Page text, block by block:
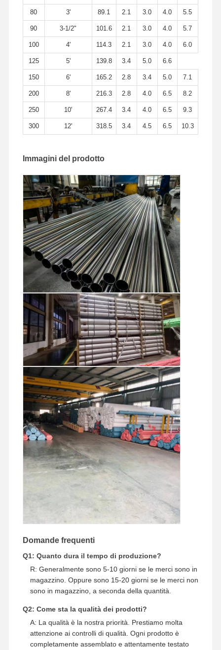
80 3' 89.1 2.1 3.0 4.0 5.5
90 3-1/2" 101.6 2.1 3.0 4.0 5.7
100 4' 114.3 2.1 3.0 4.0 6.0
125 5' 139.8 3.4 5.0 6.6
150 6' 165.2 2.8 3.4 5.0 7.1
200 8' 216.3 2.8 4.0 6.5 8.2
250 10' 267.4 3.4 4.0 6.5 9.3
300 12' 318.5 3.4 4.5 6.5 10.3
Immagini del prodotto
Domande frequenti
Q1: Quanto dura il tempo di produzione?
R: Generalmente sono 5-10 giorni se le merci sono in
magazzino. Oppure sono 15-20 giorni se le merci non
sono in magazzino, a seconda della quantità.
Q2: Come sta la qualità dei prodotti?
A: La qualità è la nostra priorità. Prestiamo molta
attenzione ai controlli di qualità. Ogni prodotto è
completamente assemblato e attentamente testato